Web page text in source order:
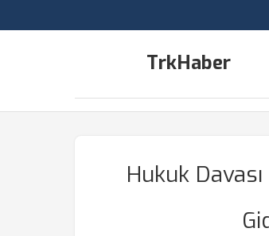
TrkHaber
Hukuk